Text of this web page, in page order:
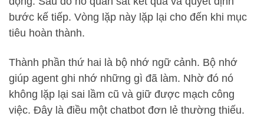
bước kế tiếp. Vòng lặp này lặp lại cho đến khi mục
tiêu hoàn thành.
Thành phần thứ hai là bộ nhớ ngữ cảnh. Bộ nhớ
giúp agent ghi nhớ những gì đã làm. Nhờ đó nó
không lặp lại sai lầm cũ và giữ được mạch công
việc. Đây là điều một chatbot đơn lẻ thường thiếu.